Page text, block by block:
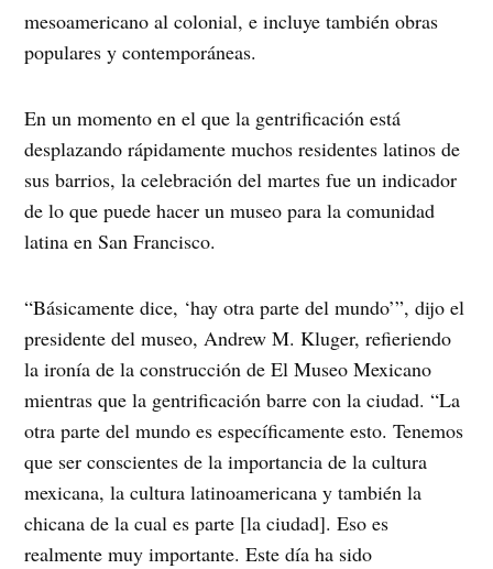
mesoamericano al colonial, e incluye también obras
populares y contemporáneas.
En un momento en el que la gentrificación está
desplazando rápidamente muchos residentes latinos de
sus barrios, la celebración del martes fue un indicador
de lo que puede hacer un museo para la comunidad
latina en San Francisco.
“Básicamente dice, ‘hay otra parte del mundo’”, dijo el
presidente del museo, Andrew M. Kluger, refieriendo
la ironía de la construcción de El Museo Mexicano
mientras que la gentrificación barre con la ciudad. “La
otra parte del mundo es específicamente esto. Tenemos
que ser conscientes de la importancia de la cultura
mexicana, la cultura latinoamericana y también la
chicana de la cual es parte [la ciudad]. Eso es
realmente muy importante. Este día ha sido